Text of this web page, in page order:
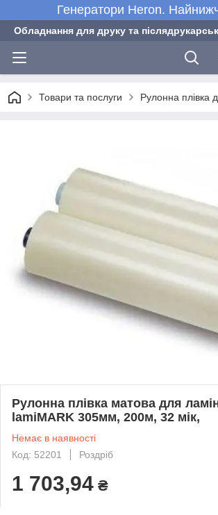
Генератори Heron.
Обладнання для друку та
Товари та послуги Рулонна плівка
Рулонна плівка матова для
lamiMARK 305мм, 200м, 32 мік,
Немає в наявності
Код: 52201
Роздріб
1 703,94 ₴